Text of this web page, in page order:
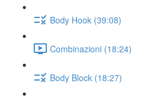
Body Hook (39:08)
Combinazioni (18:24)
Body Block (18:27)